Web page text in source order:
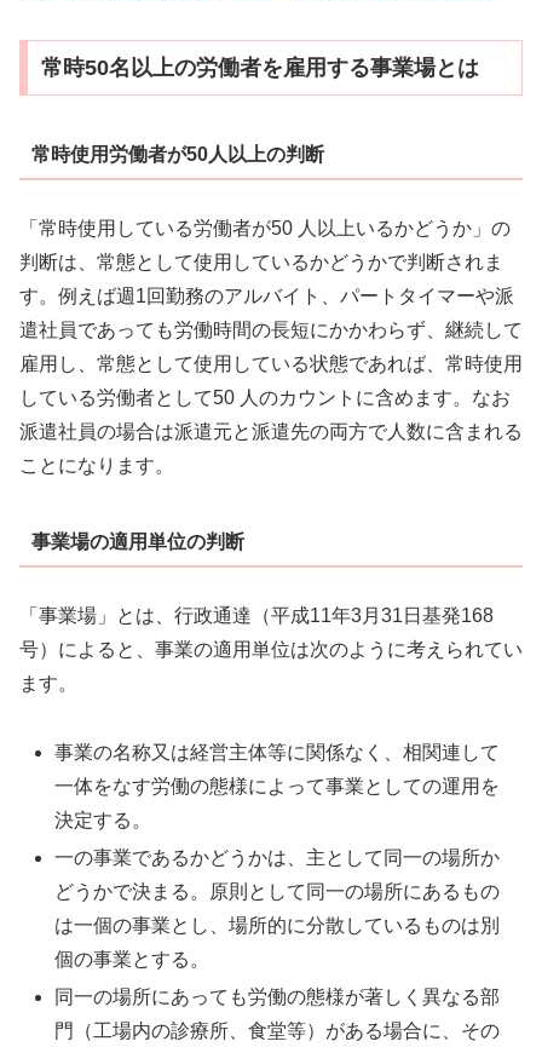
常時50名以上の労働者を雇用する事業場とは
常時使用労働者が50人以上の判断
「常時使用している労働者が50 人以上いるかどうか」の
判断は、常態として使用しているかどうかで判断されま
す。例えば週1回勤務のアルバイト、パートタイマーや派
遣社員であっても労働時間の長短にかかわらず、継続して
雇用し、常態として使用している状態であれば、常時使用
している労働者として50 人のカウントに含めます。なお
派遣社員の場合は派遣元と派遣先の両方で人数に含まれる
ことになります。
事業場の適用単位の判断
「事業場」とは、行政通達（平成11年3月31日基発168
号）によると、事業の適用単位は次のように考えられてい
ます。
事業の名称又は経営主体等に関係なく、相関連して
一体をなす労働の態様によって事業としての運用を
決定する。
一の事業であるかどうかは、主として同一の場所か
どうかで決まる。原則として同一の場所にあるもの
は一個の事業とし、場所的に分散しているものは別
個の事業とする。
同一の場所にあっても労働の態様が著しく異なる部
門（工場内の診療所、食堂等）がある場合に、その